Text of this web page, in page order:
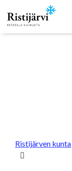
Ristijärven kunta